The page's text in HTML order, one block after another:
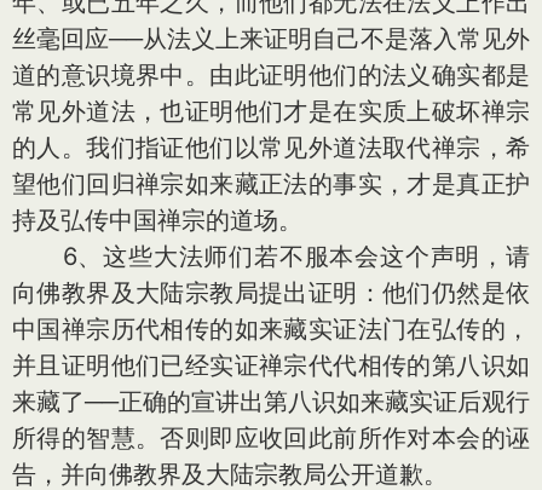
丝毫回应──从法义上来证明自己不是落入常见外
道的意识境界中。由此证明他们的法义确实都是
常见外道法，也证明他们才是在实质上破坏禅宗
的人。我们指证他们以常见外道法取代禅宗，希
望他们回归禅宗如来藏正法的事实，才是真正护
持及弘传中国禅宗的道场。
6、这些大法师们若不服本会这个声明，请
向佛教界及大陆宗教局提出证明：他们仍然是依
中国禅宗历代相传的如来藏实证法门在弘传的，
并且证明他们已经实证禅宗代代相传的第八识如
来藏了──正确的宣讲出第八识如来藏实证后观行
所得的智慧。否则即应收回此前所作对本会的诬
告，并向佛教界及大陆宗教局公开道歉。